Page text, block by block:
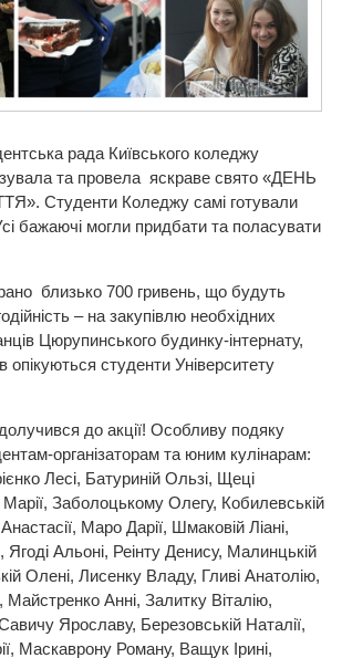
рада Київського коледжу
та провела яскраве свято «ДЕНЬ
Студенти Коледжу самі готували
бажаючі могли придбати та поласувати
близько 700 гривень, що будуть
– на закупівлю необхідних
Цюрупинського будинку-інтернату,
опікуються студенти Університету
до акції! Особливу подяку
організаторам та юним кулінарам:
Лесі, Батуриній Ользі, Щеці
Заболоцькому Олегу, Кобилевській
Маро Дарії, Шмаковій Ліані,
Ягоді Альоні, Реінту Денису, Малинцькій
Олені, Лисенку Владу, Гливі Анатолію,
Майстренко Анні, Залитку Віталію,
Ярославу, Березовській Наталії,
Маскаврону Роману, Ващук Ірині,